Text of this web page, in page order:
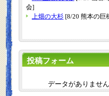
会]
上畑の大杉 [8/20 熊本の巨
投稿フォーム
データがありません